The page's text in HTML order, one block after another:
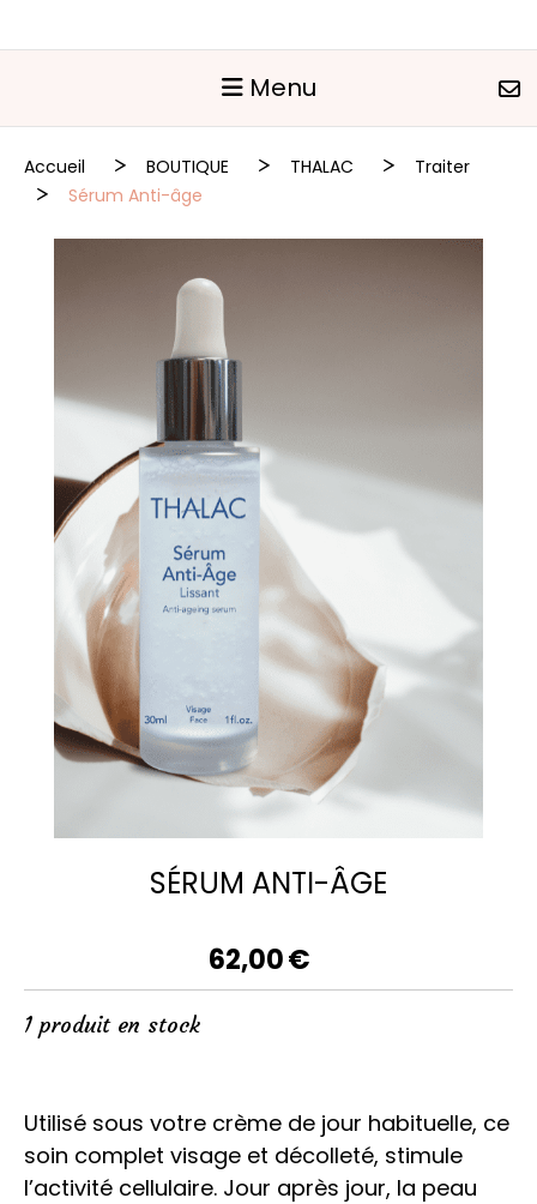
Menu
Accueil BOUTIQUE THALAC
Traiter
Sérum Anti-âge
SÉRUM ANTI-ÂGE
62,00€
1 produit en stock
Utilisé sous votre crème de jour habituelle, ce
soin complet visage et décolleté, stimule
l’activité cellulaire. Jour après jour, la peau